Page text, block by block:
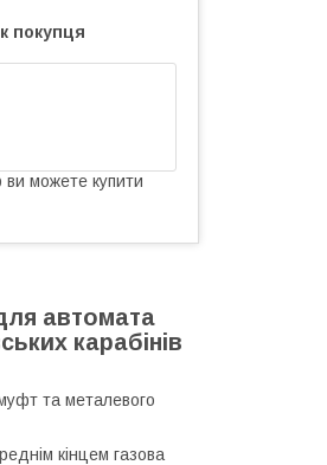
покупця
ви можете купити
автомата
карабінів
та металевого
кінцем газова